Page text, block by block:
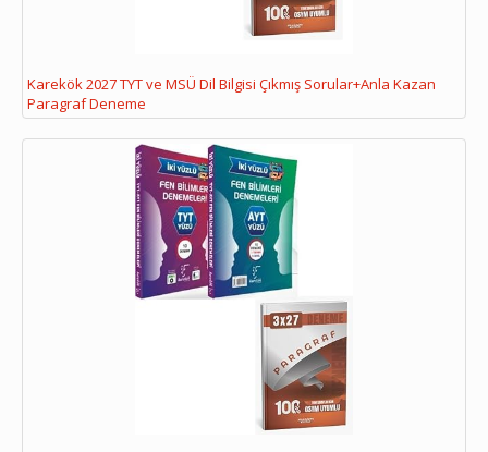
Karekök 2027 TYT ve MSÜ Dil Bilgisi Çıkmış Sorular+Anla Kazan
Paragraf Deneme